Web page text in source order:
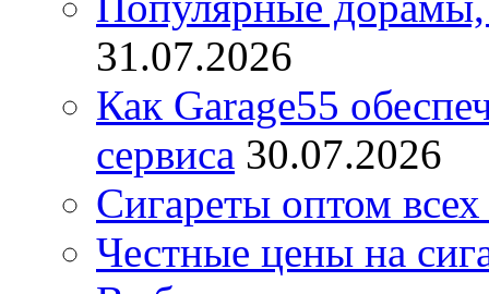
31.07.2026
Как Garage55
сервиса 30.07.2026
Сигареты оптом
Честные цены на